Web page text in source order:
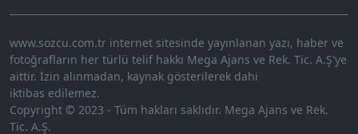
www.sozcu.com.tr internet sitesinde yayınlanan yazı, haber ve
fotoğrafların her türlü telif hakkı Mega Ajans ve Rek. Tic. A.Ş'ye
aittir. İzin alınmadan, kaynak gösterilerek dahi
iktibas edilemez.
Copyright © 2023 - Tüm hakları saklıdır. Mega Ajans ve Rek.
Tic. A.Ş.